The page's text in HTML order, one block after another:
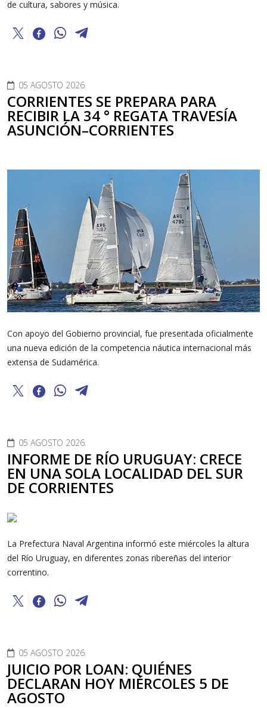
de cultura, sabores y música.
05 AGOSTO 2026
CORRIENTES SE PREPARA PARA
RECIBIR LA 34 ° REGATA TRAVESÍA
ASUNCIÓN–CORRIENTES
Con apoyo del Gobierno provincial, fue presentada oficialmente
una nueva edición de la competencia náutica internacional más
extensa de Sudamérica.
05 AGOSTO 2026
INFORME DE RÍO URUGUAY: CRECE
EN UNA SOLA LOCALIDAD DEL SUR
DE CORRIENTES
La Prefectura Naval Argentina informó este miércoles la altura
del Río Uruguay, en diferentes zonas ribereñas del interior
correntino.
05 AGOSTO 2026
JUICIO POR LOAN: QUIÉNES
DECLARAN HOY MIÉRCOLES 5 DE
AGOSTO